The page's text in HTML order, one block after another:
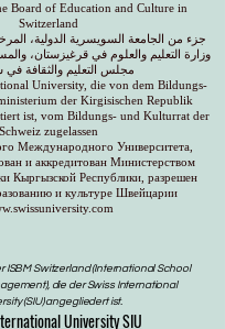
Board of Education and Culture in
Switzerland
جزء من الجامعة السويسرية الدولية،
وزارة التعليم والعلوم في قرغيزستان،
مجلس التعليم والثقافة
University, die von dem Bildungs-
der Kirgisischen Republik
ist, vom Bildungs- und Kulturrat der
Schweiz zugelassen
Международного Университета,
и аккредитован Министерством
Кыргызской Республики, разрешен
и культуре Швейцарии
ISBM Switzerland (International School
die der Swiss International
(SIU) angegliedert ist.
University SIU